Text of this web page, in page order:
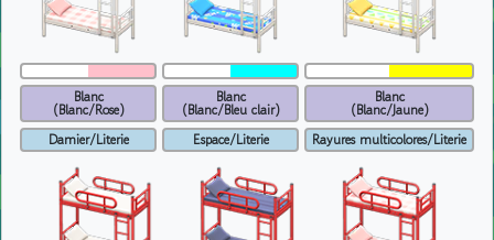
Blanc
(Blanc/Rose)
Damier/Literie
Blanc
(Blanc/Bleu clair)
Espace/Literie
Blanc
(Blanc/Jaune)
Rayures multicolores/Literie